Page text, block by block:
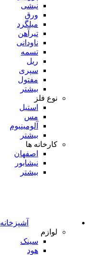
نبشی
ورق
میلگرد
تیرآهن
ناودانی
تسمه
ریل
سپری
مفتول
بیشتر
نوع فلز
استیل
مس
آلومینیوم
بیشتر
کارخانه ها
اصفهان
نیشابور
بیشتر
آشپزخانه
لوازم
سینک
هود